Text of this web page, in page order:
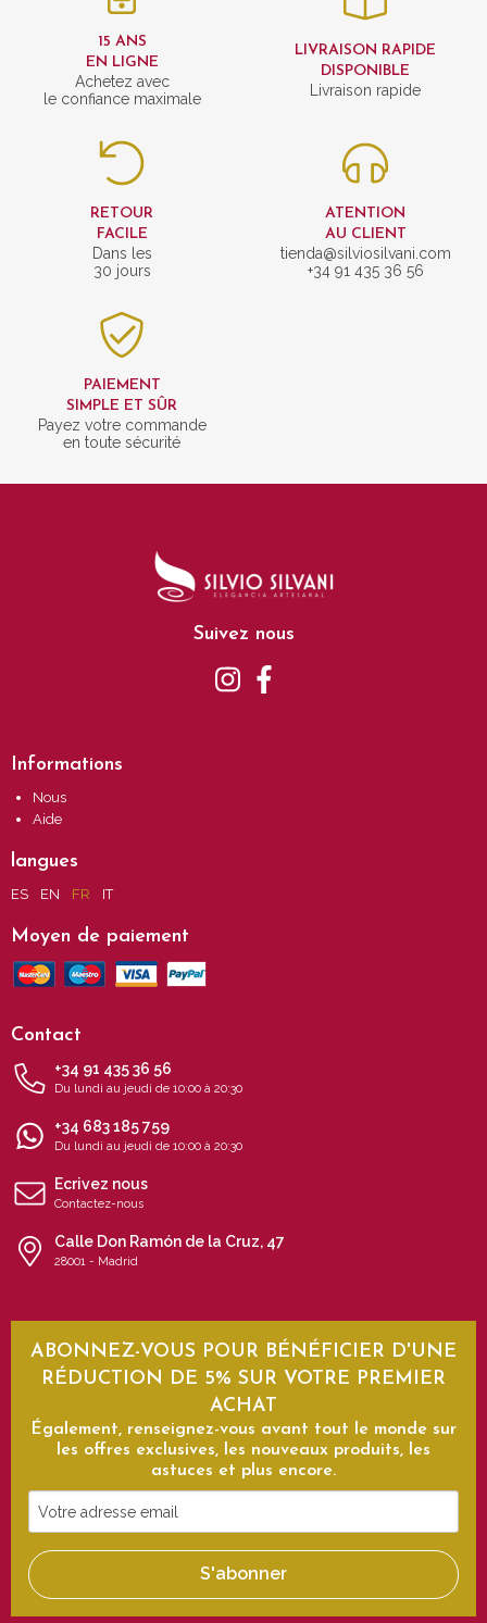
15 ANS
EN LIGNE
Achetez avec
le confiance maximale
LIVRAISON RAPIDE
DISPONIBLE
Livraison rapide
RETOUR
FACILE
Dans les
30 jours
ATENTION
AU CLIENT
tienda@silviosilvani.com
+34 91 435 36 56
PAIEMENT
SIMPLE ET SÛR
Payez votre commande
en toute sécurité
Suivez nous
Informations
Nous
Aide
langues
ES EN FR IT
Moyen de paiement
Contact
+34 91 435 36 56
Du lundi au jeudi de 10:00 à 20:30
+34 683 185 759
Du lundi au jeudi de 10:00 à 20:30
Ecrivez nous
Contactez-nous
Calle Don Ramón de la Cruz, 47
28001 - Madrid
ABONNEZ-VOUS POUR BÉNÉFICIER D'UNE
RÉDUCTION DE 5% SUR VOTRE PREMIER
ACHAT
Également, renseignez-vous avant tout le monde sur
les offres exclusives, les nouveaux produits, les
astuces et plus encore.
Votre
adresse
email
S'abonner